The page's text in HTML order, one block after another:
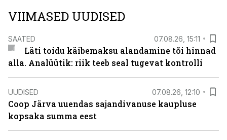
VIIMASED UUDISED
SAATED 07.08.26, 15:11
Läti toidu käibemaksu alandamine tõi hinnad
alla. Analüütik: riik teeb seal tugevat kontrolli
UUDISED 07.08.26, 12:10
Coop Järva uuendas sajandivanuse kaupluse
kopsaka summa eest